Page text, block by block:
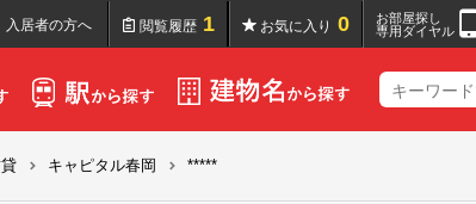
入居者の方へ 閲覧履歴 1 お気に入り 0
お部屋探し
専用ダイヤル
キャピタル春岡 *****